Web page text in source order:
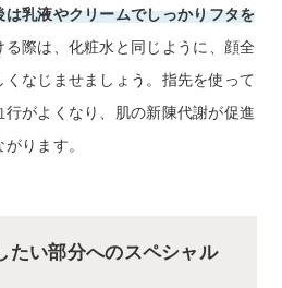
は乳液やクリームでしっかりフタを
る際は、化粧水と同じように、顔全
なじませましょう。指先を使って
がよくなり、肌の新陳代謝が促進
ります。
たい部分へのスペシャル